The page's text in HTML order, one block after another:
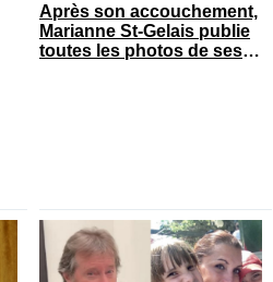
Après son accouchement,
Marianne St-Gelais publie
toutes les photos de ses